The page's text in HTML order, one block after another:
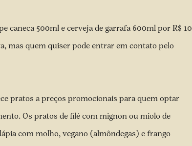
caneca 500ml e cerveja de garrafa 600ml por R$ 10
mas quem quiser pode entrar em contato pelo
pratos a preços promocionais para quem optar
Os pratos de filé com mignon ou miolo de
com molho, vegano (almôndegas) e frango